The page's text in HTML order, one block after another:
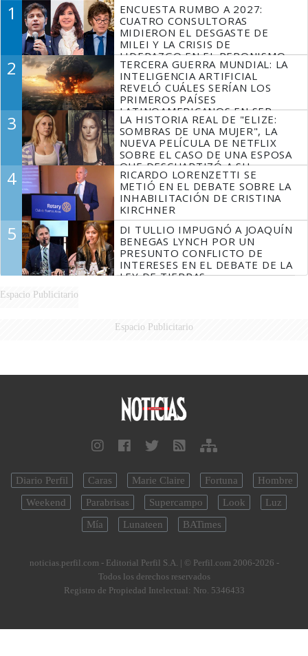
1
ENCUESTA RUMBO A 2027:
CUATRO CONSULTORAS
MIDIERON EL DESGASTE DE
MILEI Y LA CRISIS DE
LIDERAZGO EN EL PERONISMO
2
TERCERA GUERRA MUNDIAL: LA
INTELIGENCIA ARTIFICIAL
REVELÓ CUÁLES SERÍAN LOS
PRIMEROS PAÍSES
LATINOAMERICANOS EN SER
DERROTADOS
3
LA HISTORIA REAL DE "ELIZE:
SOMBRAS DE UNA MUJER", LA
NUEVA PELÍCULA DE NETFLIX
SOBRE EL CASO DE UNA ESPOSA
QUE DESCUARTIZÓ A SU
MARIDO
4
RICARDO LORENZETTI SE
METIÓ EN EL DEBATE SOBRE LA
INHABILITACIÓN DE CRISTINA
KIRCHNER
5
DI TULLIO IMPUGNÓ A JOAQUÍN
BENEGAS LYNCH POR UN
PRESUNTO CONFLICTO DE
INTERESES EN EL DEBATE DE LA
LEY DE TIERRAS
Espacio Publicitario
Espacio Publicitario
Diario Perfil Caras Marie Claire Fortuna
Hombre
Weekend
Parabrisas Supercampo Look
Luz
Mía
Lunateen BATimes
noticias.perfil.com - Editorial Perfil S.A. | © Perfil.com 2006-2026 -
Todos los derechos reservados
Registro de Propiedad Intelectual: Nro. 5346433